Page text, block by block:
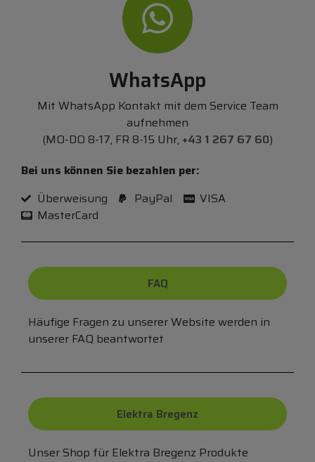
WhatsApp
Mit WhatsApp Kontakt mit dem Service Team
aufnehmen
(MO-DO 8-17, FR 8-15 Uhr, +43 1 267 67 60)
Bei uns können Sie bezahlen per:
Überweisung
PayPal
VISA
MasterCard
FAQ
Häufige Fragen zu unserer Website werden in
unserer FAQ beantwortet
Elektra Bregenz
Unser Shop für Elektra Bregenz Produkte